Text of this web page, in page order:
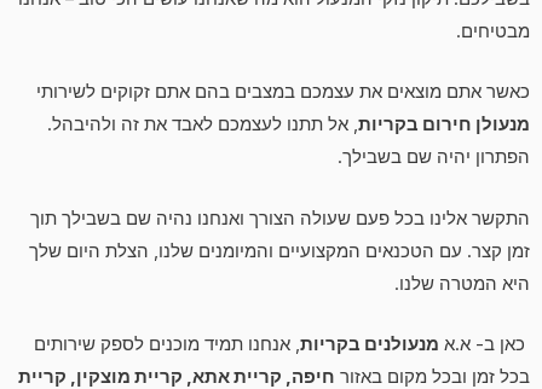
מבטיחים.
כאשר אתם מוצאים את עצמכם במצבים בהם אתם זקוקים לשירותי
מנעולן חירום בקריות, אל תתנו לעצמכם לאבד את זה ולהיבהל.
הפתרון יהיה שם בשבילך.
התקשר אלינו בכל פעם שעולה הצורך ואנחנו נהיה שם בשבילך תוך
זמן קצר. עם הטכנאים המקצועיים והמיומנים שלנו, הצלת היום שלך
היא המטרה שלנו.
כאן ב- א.א מנעולנים בקריות, אנחנו תמיד מוכנים לספק שירותים
בכל זמן ובכל מקום באזור חיפה, קריית אתא, קריית מוצקין, קריית